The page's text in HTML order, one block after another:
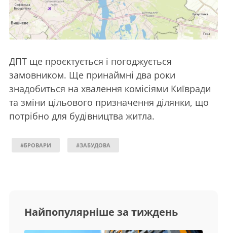
ДПТ ще проєктується і погоджується
замовником. Ще принаймні два роки
знадобиться на хвалення комісіями Київради
та зміни цільового призначення ділянки, що
потрібно для будівництва житла.
#БРОВАРИ #ЗАБУДОВА
Найпопулярніше за тиждень